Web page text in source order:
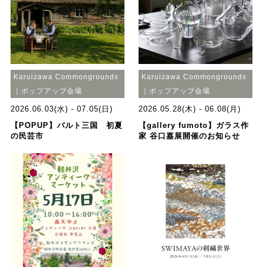
Karuizawa Commongrounds
｜ポップアップ会場
2026.06.03(水) - 07.05(日)
【POPUP】バルト三国 初夏
の民芸市
Karuizawa Commongrounds
｜ポップアップ会場
2026.05.28(木) - 06.08(月)
【gallery fumoto】ガラス作
家 谷口嘉展開催のお知らせ